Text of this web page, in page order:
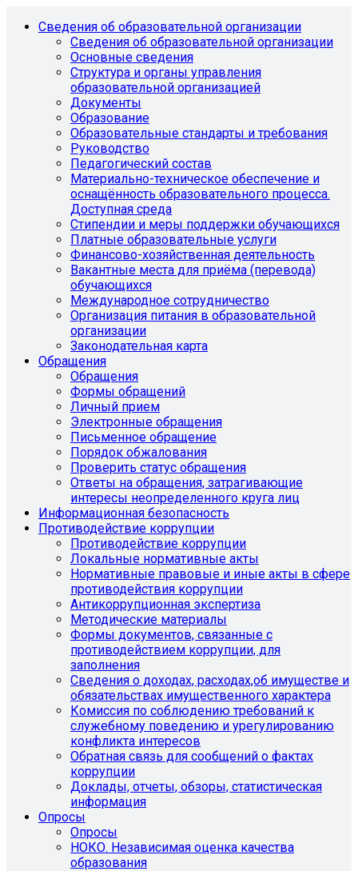
Сведения об образовательной организации
Сведения об образовательной организации
Основные сведения
Структура и органы управления
образовательной организацией
Документы
Образование
Образовательные стандарты и требования
Руководство
Педагогический состав
Материально-техническое обеспечение и
оснащённость образовательного процесса.
Доступная среда
Стипендии и меры поддержки обучающихся
Платные образовательные услуги
Финансово-хозяйственная деятельность
Вакантные места для приёма (перевода)
обучающихся
Международное сотрудничество
Организация питания в образовательной
организации
Законодательная карта
Обращения
Обращения
Формы обращений
Личный прием
Электронные обращения
Письменное обращение
Порядок обжалования
Проверить статус обращения
Ответы на обращения, затрагивающие
интересы неопределенного круга лиц
Информационная безопасность
Противодействие коррупции
Противодействие коррупции
Локальные нормативные акты
Нормативные правовые и иные акты в сфере
противодействия коррупции
Антикоррупционная экспертиза
Методические материалы
Формы документов, связанные с
противодействием коррупции, для
заполнения
Сведения о доходах, расходах,об имуществе и
обязательствах имущественного характера
Комиссия по соблюдению требований к
служебному поведению и урегулированию
конфликта интересов
Обратная связь для сообщений о фактах
коррупции
Доклады, отчеты, обзоры, статистическая
информация
Опросы
Опросы
НОКО. Независимая оценка качества
образования